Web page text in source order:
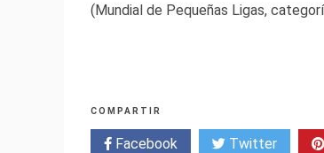
(Mundial de Pequeñas Ligas,
COMPARTIR
Facebook Twitter